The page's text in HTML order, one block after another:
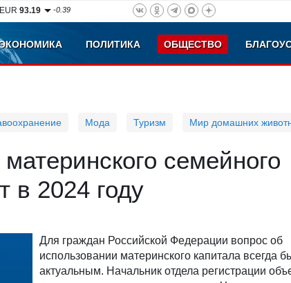
EUR93.19 -0.39
ПОЛИТИКА ОБЩЕСТВО
Мода Туризм Мир домашних
семейного
в 2024 году
Для граждан Российской Федерации вопрос об
использовании материнского капитала всегда
актуальным. Начальник отдела регистрации